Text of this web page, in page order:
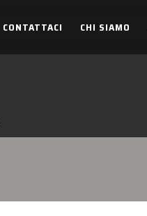
CONTATTACI CHI SIAMO